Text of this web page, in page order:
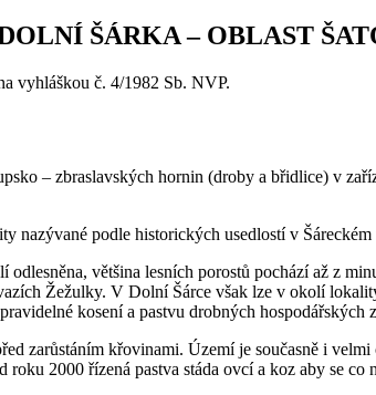
ŠÁRKA – OBLAST
vyhláškou č. 4/1982 Sb. NVP.
– zbraslavských hornin (droby a břidlice) v
nazývané podle historických usedlostí v
odlesněna, většina lesních porostů pochází až z
Žežulky. V Dolní Šárce však lze v okolí
kosení a pastvu drobných
zarůstáním křovinami. Území je současně i
2000 řízená pastva stáda ovcí a koz aby se